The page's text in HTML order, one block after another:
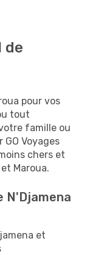
de
pour vos
tout
famille ou
Voyages
chers et
Maroua.
N'Djamena
et